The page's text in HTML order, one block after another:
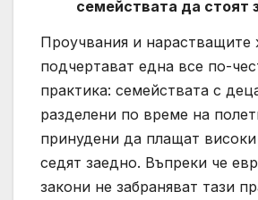
семействата да стоят
Проучвания и нарастващите
подчертават една все по-
практика: семействата с
разделени по време на
принудени да плащат
седят заедно. Въпреки че
закони не забраняват тази